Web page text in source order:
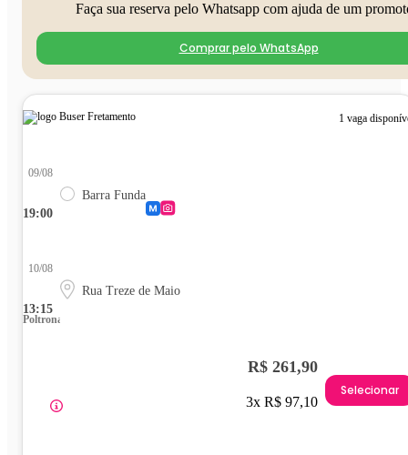
Faça sua reserva pelo Whatsapp com ajuda de um
Comprar pelo WhatsApp
1 vaga
19:00
09/08
Barra Funda
13:15
10/08
Rua Treze de Maio
Poltrona
R$ 261,90
3x R$ 97,10
Selecionar